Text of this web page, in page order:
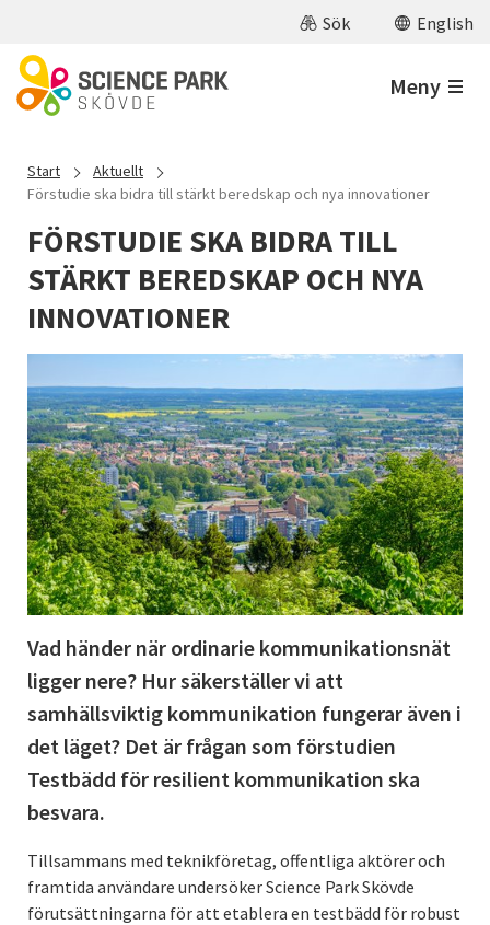
Sök English
Meny
Start
Aktuellt
Förstudie ska bidra till stärkt beredskap och nya innovationer
FÖRSTUDIE SKA BIDRA TILL
STÄRKT BEREDSKAP OCH NYA
INNOVATIONER
Vad händer när ordinarie kommunikationsnät
ligger nere? Hur säkerställer vi att
samhällsviktig kommunikation fungerar även i
det läget? Det är frågan som förstudien
Testbädd för resilient kommunikation ska
besvara.
Tillsammans med teknikföretag, offentliga aktörer och
framtida användare undersöker Science Park Skövde
förutsättningarna för att etablera en testbädd för robust